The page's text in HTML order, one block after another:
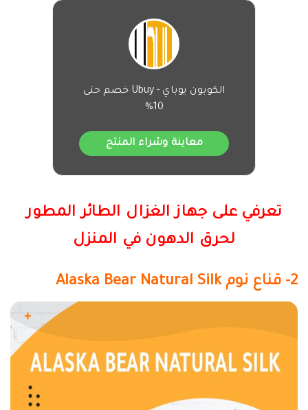
الكوبون يوباي - Ubuy خصم حتى
10%
معاينة وشراء المنتج
تعرفي على جهاز الغزال الطائر المطور
لحرق الدهون في المنزل
2- قناع نوم Alaska Bear Natural Silk